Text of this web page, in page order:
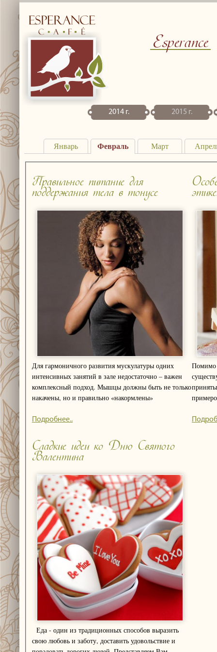
Esperance
2014 г. 2015 г.
Январь Февраль Март
Правильное питание для
поддержания тела в тонусе
Для гармоничного развития мускулатуры одних
интенсивных занятий в зале недостаточно – важен
комплексный подход. Мышцы должны быть не только
накачены, но и правильно «накормлены»
Подробнее..
Помимо
Сладкие идеи ко Дню Святого
Валентина
свою любовь и заботу, доставить удовольствие и